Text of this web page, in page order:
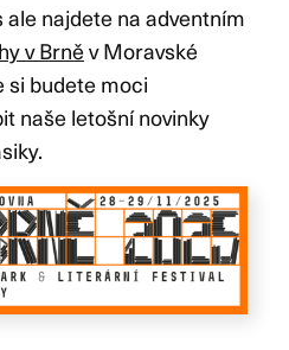
ale najdete na adventním
v Brněv Moravské
si budete moci
naše letošní novinky